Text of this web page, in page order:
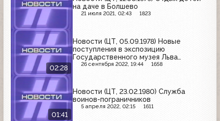
на даче в Болшево
21 июля 2021, 02:43 1823
02:28
Новости (ЦТ, 05.09.1978) Новые
поступления в экспозицию
Государственного музея Льва
Толстого в Москве
26 сентября 2022, 19:44 1658
01:41
Новости (ЦТ, 23.02.1980) Служба
воинов-пограничников
5 апреля 2022, 02:15 1611